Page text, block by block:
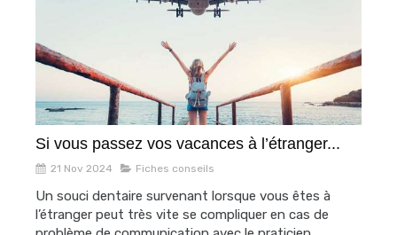
Si vous passez vos vacances à l’étranger...
21 Nov 2024 Fiches conseils
Un souci dentaire survenant lorsque vous êtes à
l’étranger peut très vite se compliquer en cas de